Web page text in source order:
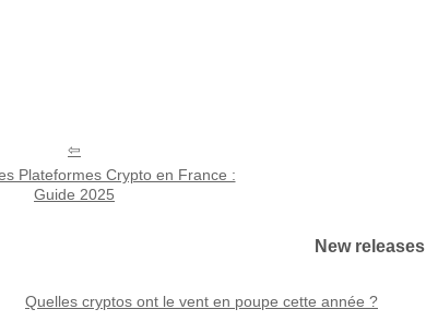
Plateformes Crypto en France :
Guide 2025
New releases
Quelles cryptos ont le vent en poupe cette année ?